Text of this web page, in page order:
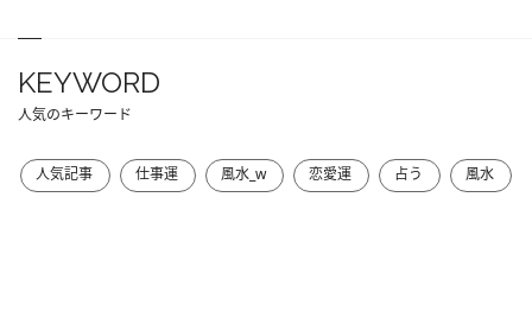
KEYWORD
人気のキーワード
人気記事 仕事運 風水_w 恋愛運 占う 風水